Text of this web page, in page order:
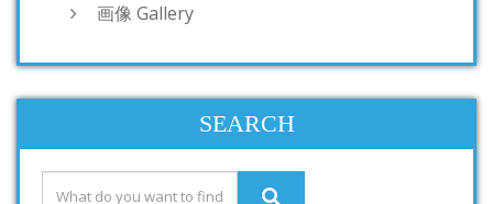
画像 Gallery
SEARCH